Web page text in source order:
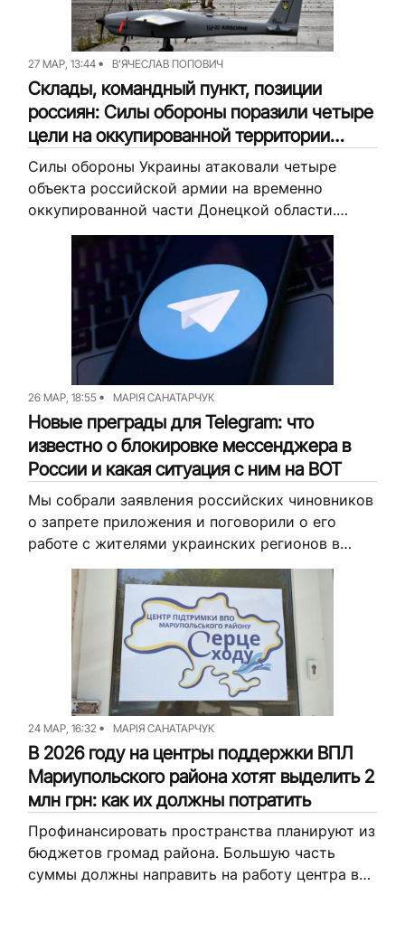
27 МАР, 13:44 В'ЯЧЕСЛАВ ПОПОВИЧ
Склады, командный пункт, позиции
россиян: Силы обороны поразили четыре
цели на оккупированной территории
Донецкой области
Силы обороны Украины атаковали четыре
объекта российской армии на временно
оккупированной части Донецкой области.
Среди пораженных целей — два склада,
командный пункт и места сосредоточения
личного состава. Кроме этого, поражения...
26 МАР, 18:55 МАРІЯ САНАТАРЧУК
Новые преграды для Telegram: что
известно о блокировке мессенджера в
России и какая ситуация с ним на ВОТ
Мы собрали заявления российских чиновников
о запрете приложения и поговорили о его
работе с жителями украинских регионов в
оккупации.
24 МАР, 16:32 МАРІЯ САНАТАРЧУК
В 2026 году на центры поддержки ВПЛ
Мариупольского района хотят выделить 2
млн грн: как их должны потратить
Профинансировать пространства планируют из
бюджетов громад района. Большую часть
суммы должны направить на работу центра в